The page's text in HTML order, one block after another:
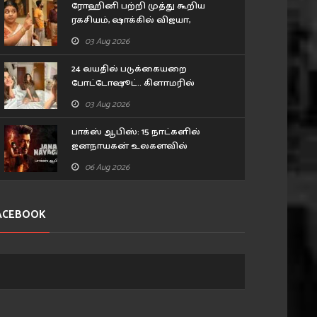
ரோஹினி பற்றி முத்து கூறிய
ரகசியம், ஷாக்கில் விஜயா,
மனோஜ்... சிறகடிக்க ஆசை
சீரியல் எபிசோட்
03 Aug 2026
24 வயதில் படுக்கையறை
போட்டோஷூட்.. கிளாமரில்
மிரட்டும் 'பாபநாசம்' பாப்பா
எஸ்தர் அனில்!
03 Aug 2026
பாக்ஸ் ஆபிஸ்: 15 நாட்களில்
ஜனநாயகன் உலகளவில்
செய்துள்ள வசூல்..
06 Aug 2026